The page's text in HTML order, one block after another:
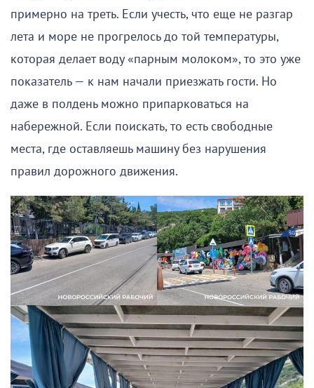
примерно на треть. Если учесть, что еще не разгар
лета и море не прогрелось до той температуры,
которая делает воду «парным молоком», то это уже
показатель — к нам начали приезжать гости. Но
даже в полдень можно припарковаться на
набережной. Если поискать, то есть свободные
места, где оставляешь машину без нарушения
правил дорожного движения.